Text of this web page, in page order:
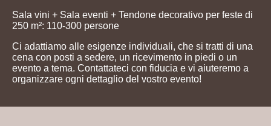
Sala vini + Sala eventi + Tendone decorativo per feste di
250 m²: 110-300 persone
Ci adattiamo alle esigenze individuali, che si tratti di una
cena con posti a sedere, un ricevimento in piedi o un
evento a tema. Contattateci con fiducia e vi aiuteremo a
organizzare ogni dettaglio del vostro evento!